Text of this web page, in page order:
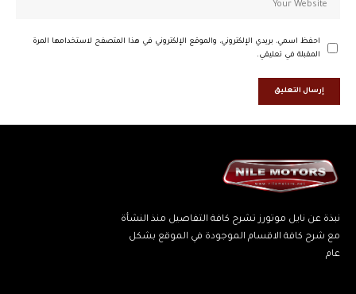
احفظ اسمي، بريدي الإلكتروني، والموقع الإلكتروني في هذا المتصفح لاستخدامها المرة
المقبلة في تعليقي.
نبذة عن نايل موتورز تشرح كافة التفاصيل منذ النشأة
مع شرح كافة الاقسام الموجودة في الموقع بشكل
عام